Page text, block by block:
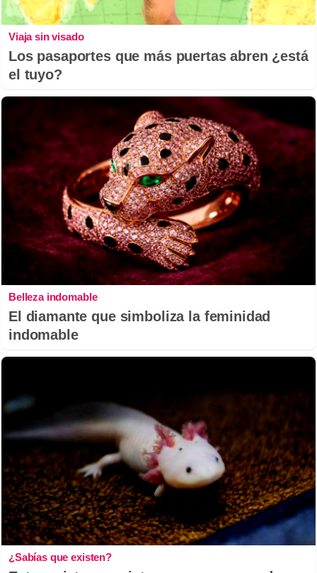
Viaja sin visado
Los pasaportes que más puertas abren ¿está
el tuyo?
Belleza indomable
El diamante que simboliza la feminidad
indomable
¿Sabías que existen?